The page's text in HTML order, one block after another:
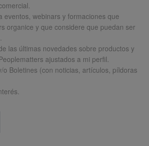
eventos, webinars y formaciones que
organice y que considere que puedan ser
las últimas novedades sobre productos y
ajustados a mi perfil.
o Boletines (con noticias, artículos, píldoras